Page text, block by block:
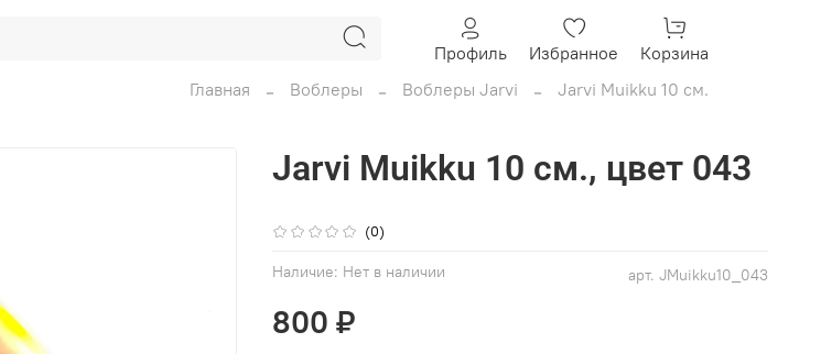
Профиль Избранное
Корзина
Главная
Воблеры Воблеры Jarvi Jarvi Muikku 10 см.
(0)
арт.JMuikku10_043
Наличие: Нет в наличии
Jarvi Muikku 10 см., цвет 043
800 ₽